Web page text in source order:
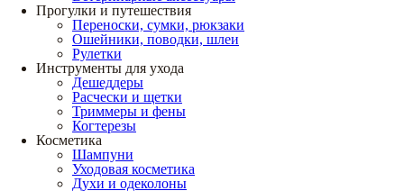
Прогулки и путешествия
Переноски, сумки, рюкзаки
Ошейники, поводки, шлеи
Рулетки
Инструменты для ухода
Дешеддеры
Расчески и щетки
Триммеры и фены
Когтерезы
Косметика
Шампуни
Уходовая косметика
Духи и одеколоны